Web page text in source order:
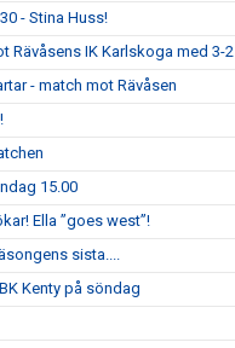
- Stina Huss!
Rävåsens IK Karlskoga med 3-2
- match mot Rävåsen
15.00
Ella ”goes west”!
sista....
Kenty på söndag